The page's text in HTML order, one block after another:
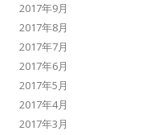
2017年9月
2017年8月
2017年7月
2017年6月
2017年5月
2017年4月
2017年3月